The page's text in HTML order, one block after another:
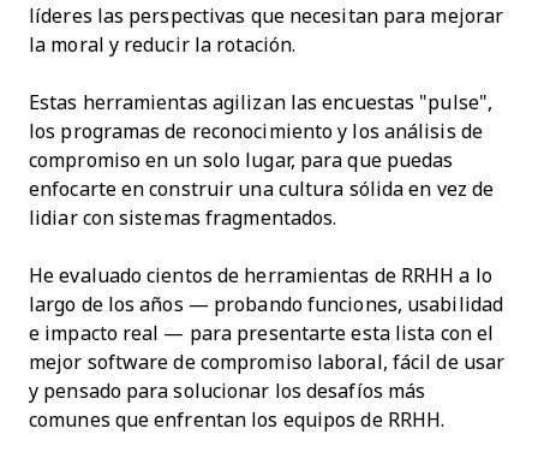
líderes las perspectivas que necesitan para mejorar
la moral y reducir la rotación.
Estas herramientas agilizan las encuestas "pulse",
los programas de reconocimiento y los análisis de
compromiso en un solo lugar, para que puedas
enfocarte en construir una cultura sólida en vez de
lidiar con sistemas fragmentados.
He evaluado cientos de herramientas de RRHH a lo
largo de los años — probando funciones, usabilidad
e impacto real — para presentarte esta lista con el
mejor software de compromiso laboral, fácil de usar
y pensado para solucionar los desafíos más
comunes que enfrentan los equipos de RRHH.